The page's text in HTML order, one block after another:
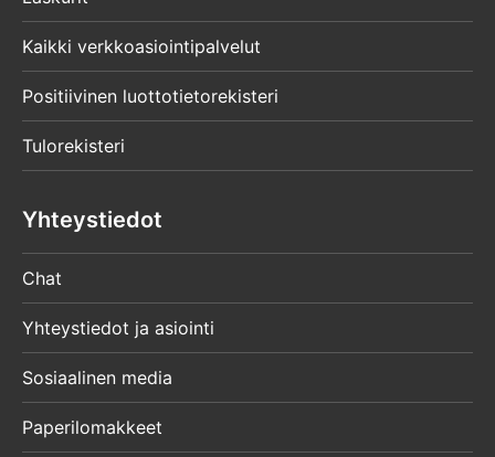
Kaikki verkkoasiointipalvelut
Positiivinen luottotietorekisteri
Tulorekisteri
Yhteystiedot
Chat
Yhteystiedot ja asiointi
Sosiaalinen media
Paperilomakkeet